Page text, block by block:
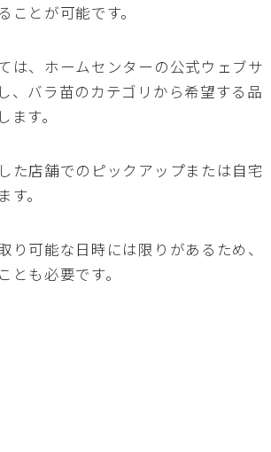
ことが可能です。
は、ホームセンターの公式ウェブサ
、バラ苗のカテゴリから希望する品
す。
た店舗でのピックアップまたは自宅
。
り可能な日時には限りがあるため、
とも必要です。